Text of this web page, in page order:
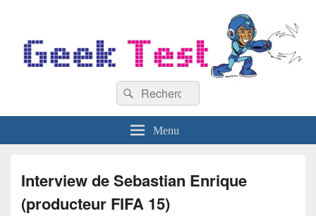
Recherche :
Rechercher
Menu
Interview de Sebastian Enrique
(producteur FIFA 15)